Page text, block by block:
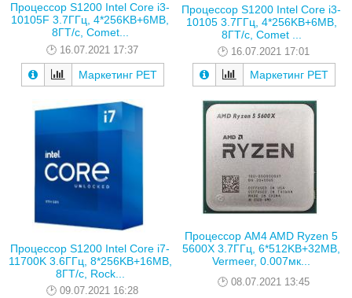
Процессор S1200 Intel Core i3-
10105F 3.7ГГц, 4*256KB+6MB,
8ГТ/с, Comet...
16.07.2021 17:37
Маркетинг РЕТ
Процессор S1200 Intel Core i3-
10105 3.7ГГц, 4*256KB+6MB,
8ГТ/с, Comet ...
16.07.2021 17:01
Маркетинг РЕТ
Процессор S1200 Intel Core i7-
11700K 3.6ГГц, 8*256KB+16MB,
8ГТ/с, Rock...
09.07.2021 16:28
Процессор AM4 AMD Ryzen 5
5600X 3.7ГГц, 6*512KB+32MB,
Vermeer, 0.007мк...
08.07.2021 13:45